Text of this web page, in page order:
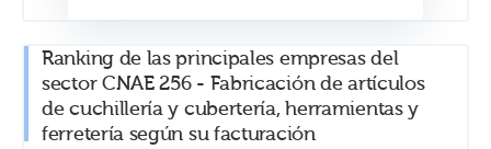
Ranking de las principales empresas del
sector CNAE 256 - Fabricación de artículos
de cuchillería y cubertería, herramientas y
ferretería según su facturación